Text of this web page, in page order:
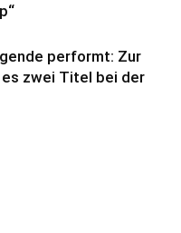
performt: Zur
zwei Titel bei der